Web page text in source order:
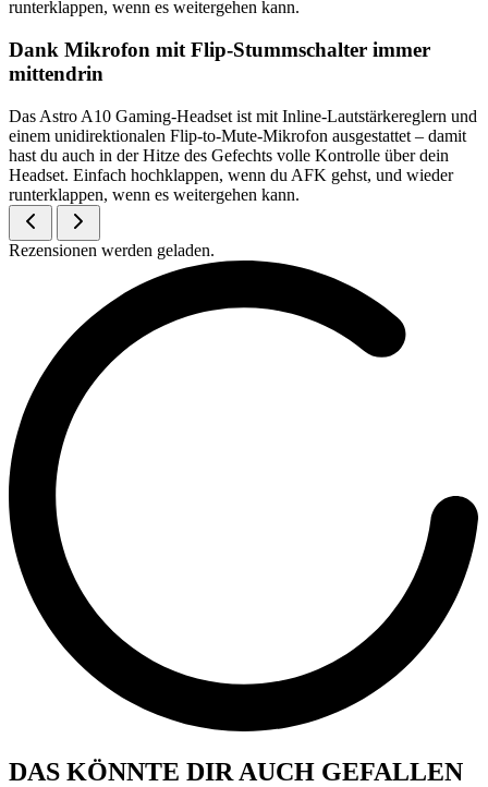
runterklappen, wenn es weitergehen kann.
Dank Mikrofon mit Flip-Stummschalter immer
mittendrin
Das Astro A10 Gaming-Headset ist mit Inline-Lautstärkereglern und
einem unidirektionalen Flip-to-Mute-Mikrofon ausgestattet – damit
hast du auch in der Hitze des Gefechts volle Kontrolle über dein
Headset. Einfach hochklappen, wenn du AFK gehst, und wieder
runterklappen, wenn es weitergehen kann.
Rezensionen werden geladen.
DAS KÖNNTE DIR AUCH GEFALLEN